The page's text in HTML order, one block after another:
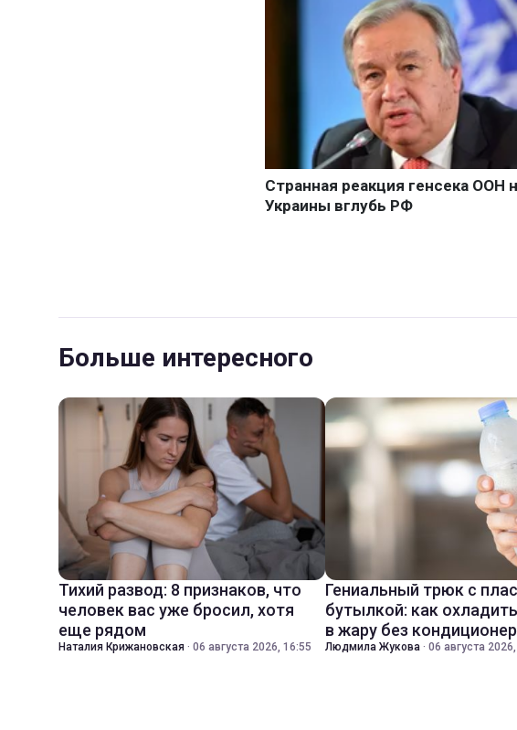
Больше интересного
Тихий развод: 8 признаков, что
человек вас уже бросил, хотя
еще рядом
Наталия Крижановская · 06 августа 2026, 16:55
Гениальный трюк с
бутылкой: как
в жару без
Людмила Жукова · 06 августа